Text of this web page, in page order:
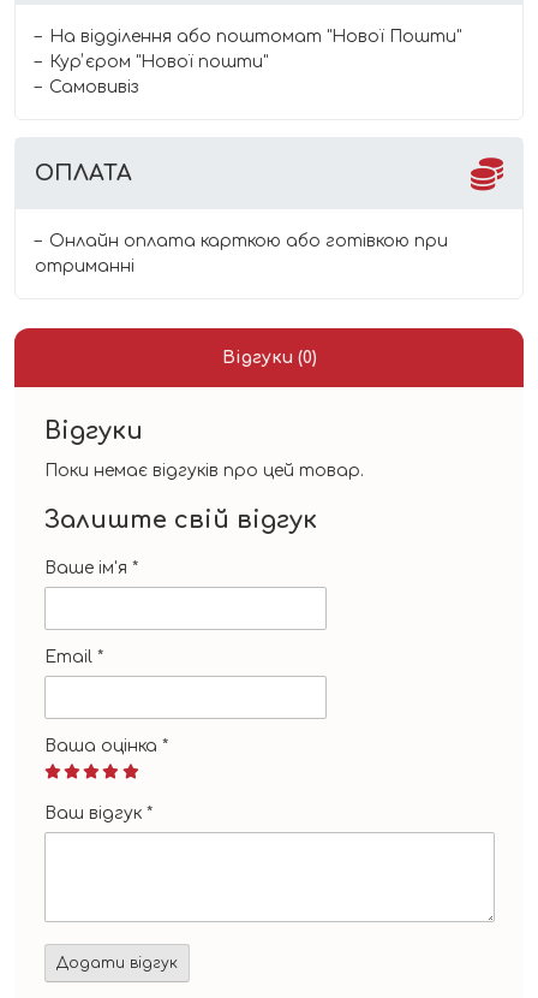
На відділення або поштомат "Нової Пошти"
Курʼєром "Нової пошти"
Самовивіз
ОПЛАТА
Онлайн оплата карткою або готівкою при
отриманні
Відгуки (0)
Відгуки
Поки немає відгуків про цей товар.
Залиште свій відгук
Ваше ім'я *
Email *
Ваша оцінка *
Ваш відгук *